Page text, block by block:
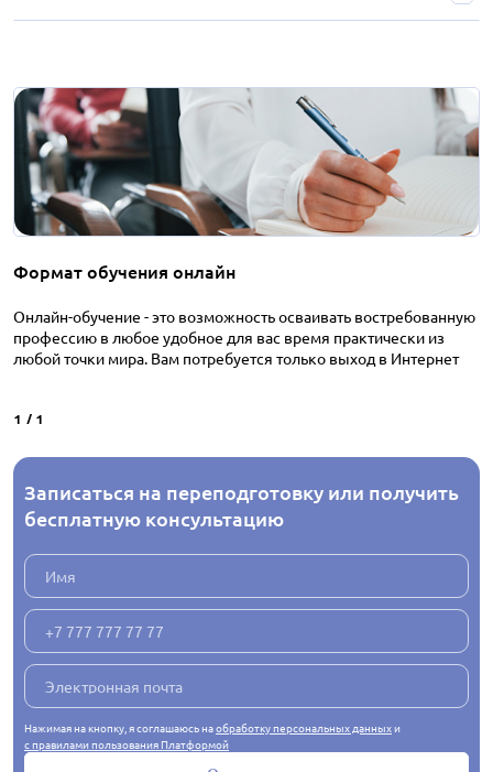
Формат обучения онлайн
Онлайн-обучение - это возможность осваивать востребованную
профессию в любое удобное для вас время практически из
любой точки мира. Вам потребуется только выход в Интернет
1 / 1
Записаться на переподготовку или получить
бесплатную консультацию
Нажимая на кнопку, я соглашаюсь наобработку персональных данныхи
с правилами пользования Платформой